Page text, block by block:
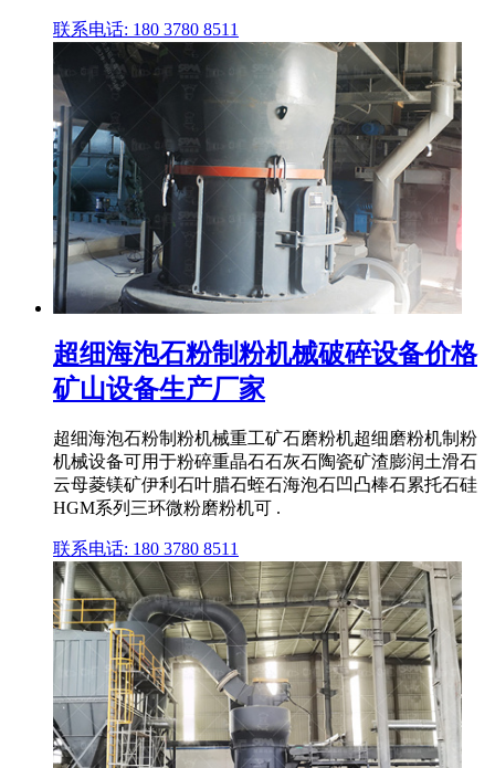
联系电话: 180 3780 8511
超细海泡石粉制粉机械破碎设备价格
矿山设备生产厂家
超细海泡石粉制粉机械重工矿石磨粉机超细磨粉机制粉
机械设备可用于粉碎重晶石石灰石陶瓷矿渣膨润土滑石
云母菱镁矿伊利石叶腊石蛭石海泡石凹凸棒石累托石硅
HGM系列三环微粉磨粉机可 .
联系电话: 180 3780 8511